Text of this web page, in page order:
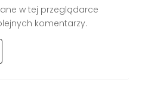
w tej przeglądarce
komentarzy.